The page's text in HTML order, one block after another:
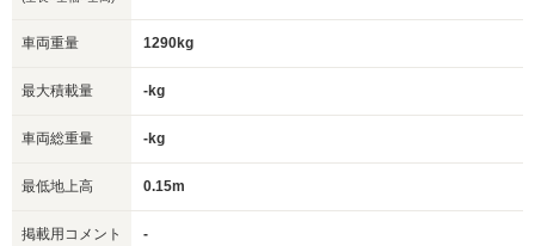
車両重量 1290kg
最大積載量 -kg
車両総重量 -kg
最低地上高 0.15m
掲載用コメント -